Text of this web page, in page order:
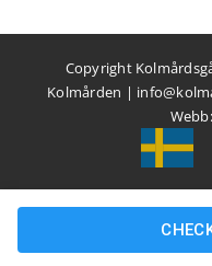
Copyright
Kolmården |
Webb: